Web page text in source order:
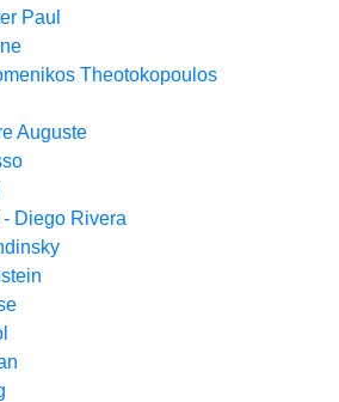
Paul
Theotokopoulos
Auguste
Diego Rivera